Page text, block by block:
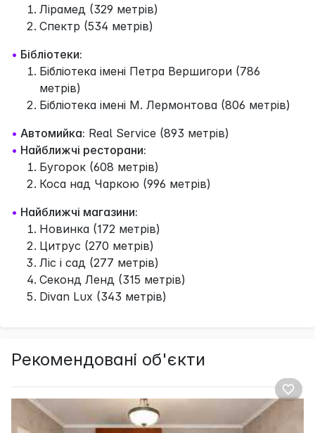
Лірамед (329 метрів)
Спектр (534 метрів)
• Бібліотеки:
Бібліотека імені Петра Вершигори (786
метрів)
Бібліотека імені М. Лермонтова (806 метрів)
• Автомийка: Real Service (893 метрів)
• Найближчі ресторани:
Бугорок (608 метрів)
Коса над Чаркою (996 метрів)
• Найближчі магазини:
Новинка (172 метрів)
Цитрус (270 метрів)
Ліс і сад (277 метрів)
Секонд Ленд (315 метрів)
Divan Lux (343 метрів)
Рекомендовані об'єкти